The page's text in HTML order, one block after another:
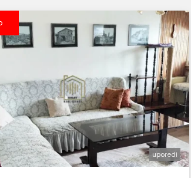
uporedi
uporedi